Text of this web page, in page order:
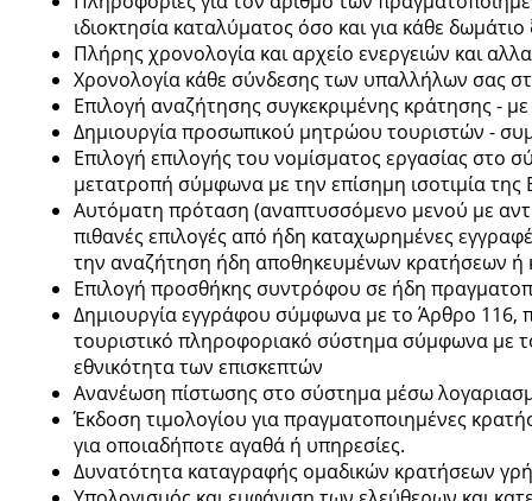
ιδιοκτησία καταλύματος όσο και για κάθε
Πλήρης χρονολογία και αρχείο ενεργειών και
Χρονολογία κάθε σύνδεσης των υπαλλήλων σας
Επιλογή αναζήτησης συγκεκριμένης κράτησης -
Δημιουργία προσωπικού μητρώου τουριστών -
Επιλογή επιλογής του νομίσματος εργασίας στο
μετατροπή σύμφωνα με την επίσημη ισοτιμία της
Αυτόματη πρόταση (αναπτυσσόμενο μενού με
πιθανές επιλογές από ήδη καταχωρημένες
την αναζήτηση ήδη αποθηκευμένων κρατήσεων ή
Επιλογή προσθήκης συντρόφου σε ήδη
Δημιουργία εγγράφου σύμφωνα με το Άρθρο 116,
τουριστικό πληροφοριακό σύστημα σύμφωνα με
εθνικότητα των επισκεπτών
Ανανέωση πίστωσης στο σύστημα μέσω
Έκδοση τιμολογίου για πραγματοποιημένες
για οποιαδήποτε αγαθά ή υπηρεσίες.
Δυνατότητα καταγραφής ομαδικών κρατήσεων